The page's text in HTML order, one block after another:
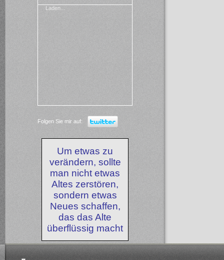
Laden...
Folgen Sie mir auf:
Um etwas zu
verändern, sollte
man nicht etwas
Altes zerstören,
sondern etwas
Neues schaffen,
das das Alte
überflüssig macht